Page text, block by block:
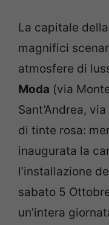
La capitale
magnifici
atmosfere di
Moda (via
Sant’Andrea,
di tinte rosa:
inaugurata la
l’installazione
sabato 5
un’intera